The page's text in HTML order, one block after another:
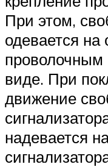
При этом,
одевается на
проволочным
виде. При
движение
надевается